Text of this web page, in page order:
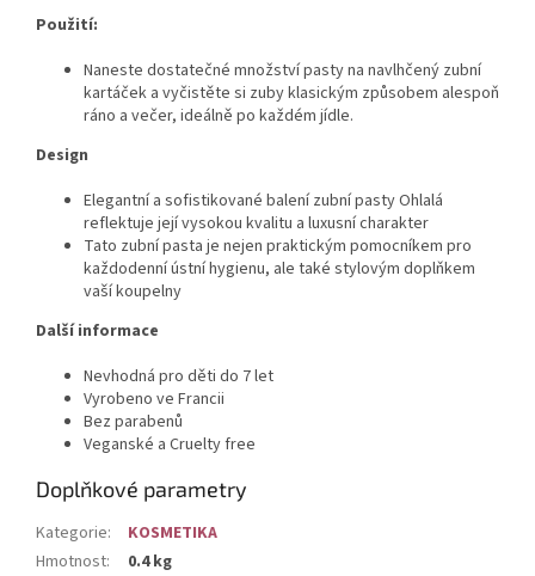
Použití:
Naneste dostatečné množství pasty na navlhčený zubní
kartáček a vyčistěte si zuby klasickým způsobem alespoň
ráno a večer, ideálně po každém jídle.
Design
Elegantní a sofistikované balení zubní pasty Ohlalá
reflektuje její vysokou kvalitu a luxusní charakter
Tato zubní pasta je nejen praktickým pomocníkem pro
každodenní ústní hygienu, ale také stylovým doplňkem
vaší koupelny
Další informace
Nevhodná pro děti do 7 let
Vyrobeno ve Francii
Bez parabenů
Veganské a Cruelty free
Doplňkové parametry
Kategorie:
KOSMETIKA
Hmotnost:
0.4 kg